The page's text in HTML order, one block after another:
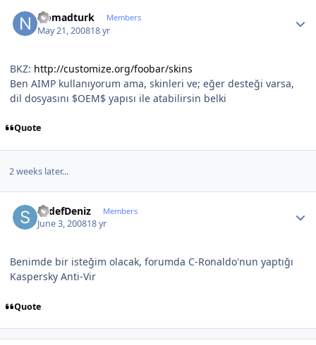
Nomadturk Members
May 21, 200818 yr
BKZ: http://customize.org/foobar/skins
Ben AIMP kullanıyorum ama, skinleri ve; eğer desteği varsa,
dil dosyasını $OEM$ yapısı ile atabilirsin belki
Quote
2 weeks later...
SedefDeniz Members
June 3, 200818 yr
Benimde bir isteğim olacak, forumda C-Ronaldo'nun yaptığı
Kaspersky Anti-Vir
Quote